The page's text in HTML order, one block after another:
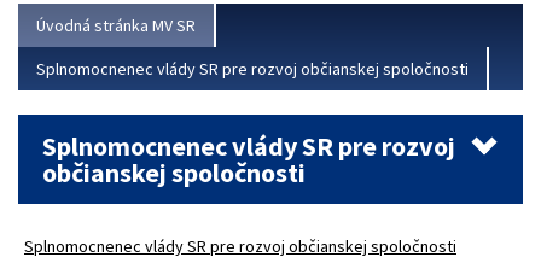
Úvodná stránka MV SR
Splnomocnenec vlády SR pre rozvoj občianskej spoločnosti
Splnomocnenec vlády SR pre rozvoj
občianskej spoločnosti
Splnomocnenec vlády SR pre rozvoj občianskej spoločnosti